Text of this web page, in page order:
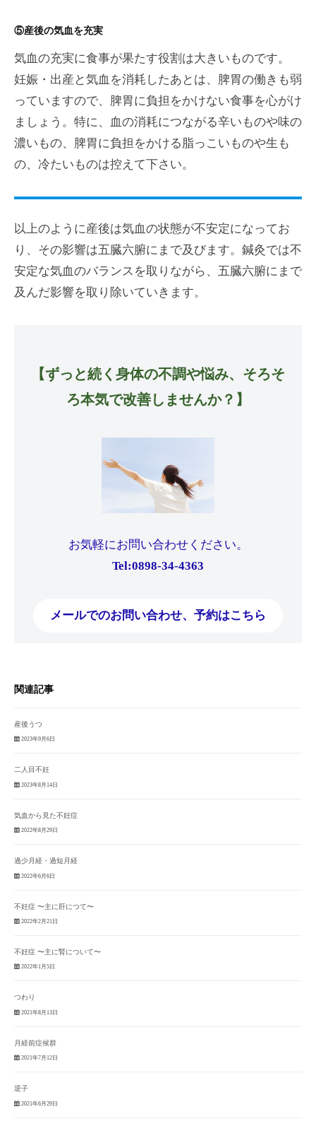
⑤産後の気血を充実
気血の充実に食事が果たす役割は大きいものです。
妊娠・出産と気血を消耗したあとは、脾胃の働きも弱
っていますので、脾胃に負担をかけない食事を心がけ
ましょう。特に、血の消耗につながる辛いものや味の
濃いもの、脾胃に負担をかける脂っこいものや生も
の、冷たいものは控えて下さい。
以上のように産後は気血の状態が不安定になってお
り、その影響は五臓六腑にまで及びます。鍼灸では不
安定な気血のバランスを取りながら、五臓六腑にまで
及んだ影響を取り除いていきます。
【ずっと続く身体の不調や悩み、そろそ
ろ本気で改善しませんか？】
お気軽にお問い合わせください。
Tel:0898-34-4363
メールでのお問い合わせ、予約はこちら
関連記事
産後うつ
2023年9月6日
二人目不妊
2023年8月14日
気血から見た不妊症
2022年8月29日
過少月経・過短月経
2022年6月6日
不妊症 〜主に肝につて〜
2022年2月21日
不妊症 〜主に腎について〜
2022年1月5日
つわり
2021年8月13日
月経前症候群
2021年7月12日
逆子
2021年6月29日